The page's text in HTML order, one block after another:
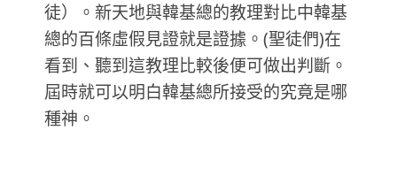
徒）。新天地與韓基總的教理對比中韓基
總的百條虛假見證就是證據。(聖徒們)在
看到、聽到這教理比較後便可做出判斷。
屆時就可以明白韓基總所接受的究竟是哪
種神。